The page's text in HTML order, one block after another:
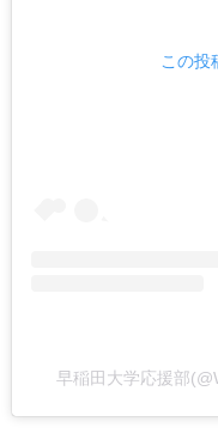
この投
早稲田大学応援部